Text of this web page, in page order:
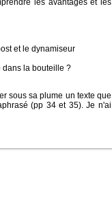
les avantages et les
et le dynamiseur
dans la bouteille ?
sous sa plume un texte que
(pp 34 et 35). Je n'ai